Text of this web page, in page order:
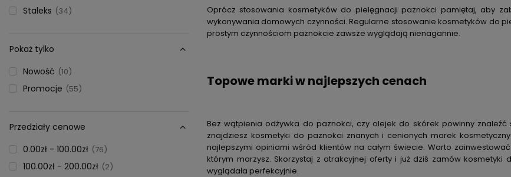
Staleks 34
Pokaż tylko
Nowość
10
Promocje 55
Przedziały cenowe
0.00zł - 100.00zł
76
100.00zł - 200.00zł 2
Oprócz stosowania kosmetyków do pielęgnacji paznokci pamiętaj, aby
wykonywania domowych czynności. Regularne stosowanie kosmetyków do
prostym czynnościom paznokcie zawsze wyglądają nienagannie.
Topowe marki w najlepszych cenach
Bez wątpienia odżywka do paznokci, czy olejek do skórek powinny
znajdziesz kosmetyki do paznokci znanych i cenionych marek
najlepszymi opiniami wśród klientów na całym świecie. Warto
którym marzysz. Skorzystaj z atrakcyjnej oferty i już dziś zamów
wyglądała perfekcyjnie.